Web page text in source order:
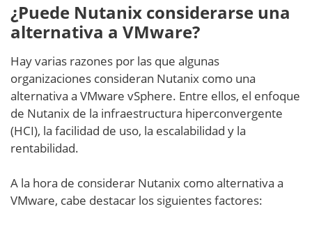
¿Puede Nutanix considerarse una
alternativa a VMware?
Hay varias razones por las que algunas
organizaciones consideran Nutanix como una
alternativa a VMware vSphere. Entre ellos, el enfoque
de Nutanix de la infraestructura hiperconvergente
(HCI), la facilidad de uso, la escalabilidad y la
rentabilidad.
A la hora de considerar Nutanix como alternativa a
VMware, cabe destacar los siguientes factores: